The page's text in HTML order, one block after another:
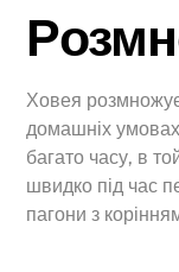
Ховея
домашніх
багато часу, в
швидко під час
пагони з